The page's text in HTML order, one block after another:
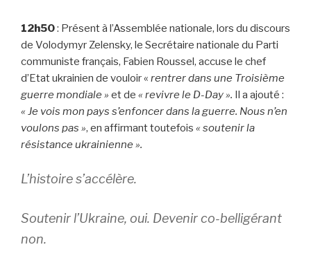
12h50: Présent à l’Assemblée nationale, lors du discours
de Volodymyr Zelensky, le Secrétaire nationale du Parti
communiste français, Fabien Roussel, accuse le chef
d’Etat ukrainien de vouloir « rentrer dans une Troisième
guerre mondiale » et de « revivre le D-Day ».
Il a ajouté :
« Je vois mon pays s’enfoncer dans la guerre. Nous n’en
voulons pas », en affirmant toutefois « soutenir la
résistance ukrainienne ».
L’histoire s’accélère.
Soutenir l’Ukraine, oui. Devenir co-belligérant
non.